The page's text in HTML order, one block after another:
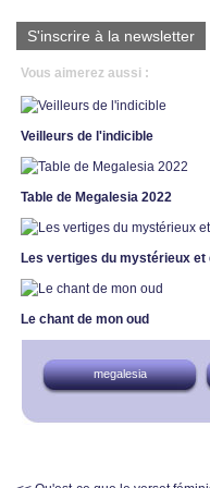
S'inscrire à la newsletter
Vous aimerez aussi :
Veilleurs de l'indicible
Table de Megalesia 2022
Les vertiges du mystérieux et
Le chant de mon oud
megalesia